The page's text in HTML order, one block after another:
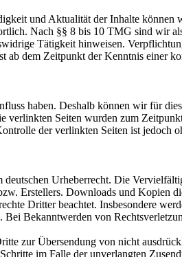
und Aktualität der Inhalte
Nach §§ 8 bis 10 TMG sind wir
Tätigkeit hinweisen.
dem Zeitpunkt der Kenntnis einer
haben. Deshalb können wir für
Seiten wurden zum
der verlinkten Seiten ist jedoch
Urheberrecht. Die
Erstellers. Downloads und Kopien
Dritter beachtet. Insbesondere
Bekanntwerden von
zur Übersendung von nicht
im Falle der unverlangten